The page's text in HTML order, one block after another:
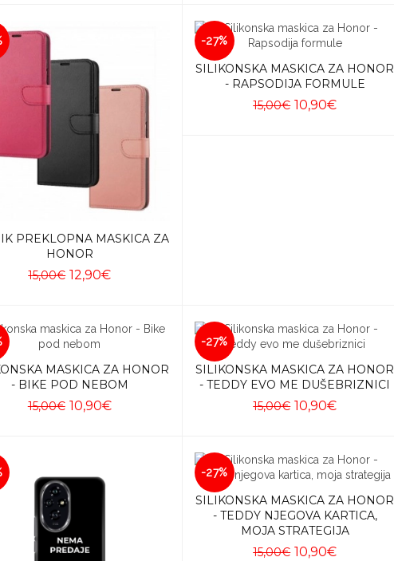
PREKLOPNA MASKICA ZA
HONOR
15,00€ 12,90€
-27%
SILIKONSKA MASKICA ZA HONOR
- RAPSODIJA FORMULE
15,00€ 10,90€
MASKICA ZA HONOR
- BIKE POD NEBOM
15,00€ 10,90€
-27%
SILIKONSKA MASKICA ZA HONOR
- TEDDY EVO ME DUŠEBRIZNICI
15,00€ 10,90€
-27%
SILIKONSKA MASKICA ZA HONOR
- TEDDY NJEGOVA KARTICA,
MOJA STRATEGIJA
15,00€ 10,90€